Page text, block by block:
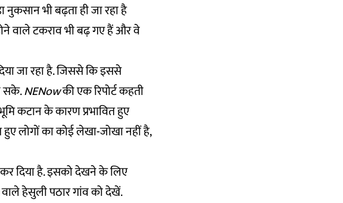
भी बढ़ता ही जा रहा है
वाले टकराव भी बढ़ गए हैं और वे
जा रहा है. जिससे कि इससे
सके.NENowकी एक रिपोर्ट कहती
कटान के कारण प्रभावित हुए
लोगों का कोई लेखा-जोखा नहीं है,
दिया है. इसको देखने के लिए
हेसुली पठार गांव को देखें.